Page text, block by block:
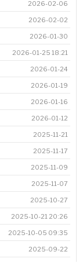
2026-02-06
2026-02-02
2026-01-30
2026-01-25 18:21
2026-01-24
2026-01-19
2026-01-16
2026-01-12
2025-11-21
2025-11-17
2025-11-09
2025-11-07
2025-10-27
2025-10-21 20:26
2025-10-05 09:35
2025-09-22